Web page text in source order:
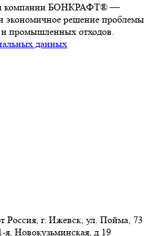
компании БОНКРАФТ® —
экономичное решение проблемы
промышленных отходов.
данных
Россия, г. Ижевск, ул. Пойма, 73
я, Новокузьминская, д 19